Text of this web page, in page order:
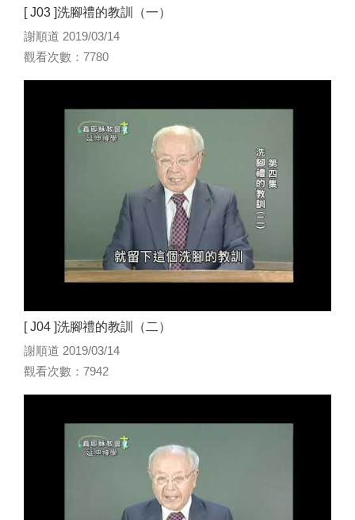
[ J03 ]洗腳禮的教訓（一）
謝順道 2019/03/14
觀看次數：7780
[ J04 ]洗腳禮的教訓（二）
謝順道 2019/03/14
觀看次數：7942